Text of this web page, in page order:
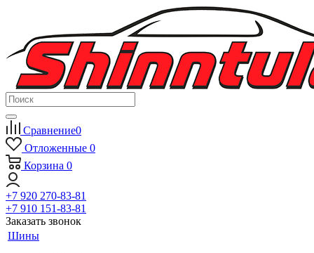
Сравнение0
Отложенные 0
Корзина 0
+7 920 270-83-81
+7 910 151-83-81
Заказать звонок
Шины